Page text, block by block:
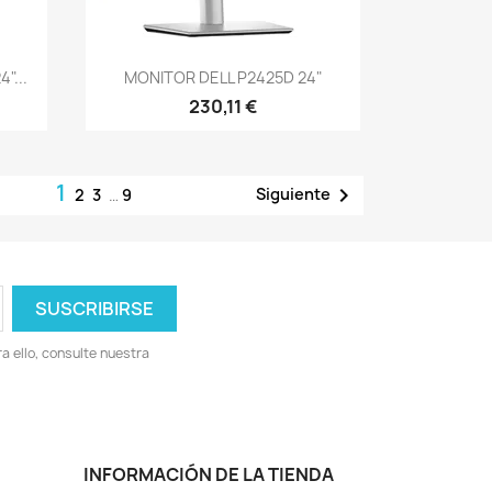
Vista rápida
MONITOR DELL P2425D 24"
230,11 €
1 2 3 … 9 Siguiente 
ello, consulte nuestra
INFORMACIÓN DE LA TIENDA